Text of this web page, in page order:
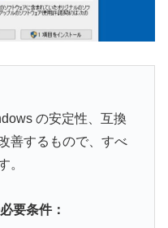
の安定性、互換
善するもので、すべ
。
要条件：